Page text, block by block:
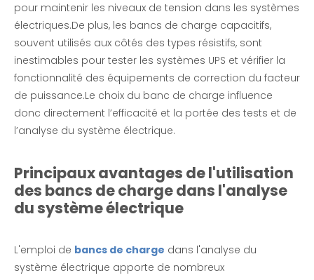
Générateur/Centre de date/Test de pile de charge Banc de charge AC/DC
enquête
Banque de charge de conteneur haute tension 10,5KV-3300KW-RLC
enquête
pour maintenir les niveaux de tension dans les systèmes
électriques.De plus, les bancs de charge capacitifs,
souvent utilisés aux côtés des types résistifs, sont
inestimables pour tester les systèmes UPS et vérifier la
fonctionnalité des équipements de correction du facteur
de puissance.Le choix du banc de charge influence
donc directement l’efficacité et la portée des tests et de
l’analyse du système électrique.
Principaux avantages de l'utilisation
des bancs de charge dans l'analyse
du système électrique
L'emploi de bancs de charge dans l'analyse du
système électrique apporte de nombreux